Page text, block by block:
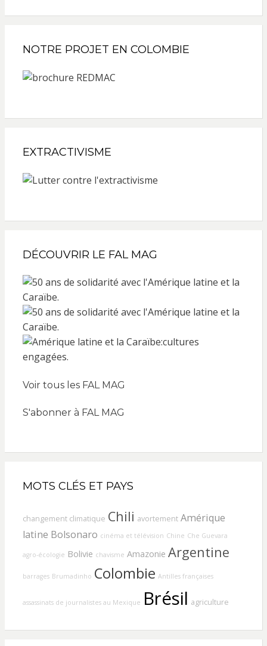
NOTRE PROJET EN COLOMBIE
EXTRACTIVISME
DÉCOUVRIR LE FAL MAG
Voir tous les FAL MAG
S'abonner à FAL MAG
MOTS CLÉS ET PAYS
changement climatique Chili avortement Amérique
latine Bolsonaro cinéma et télévision Chine Che Guevara
agro-écologie Bolivie chavisme Amazonie Argentine
barrages Brumadinho Colombie Antilles françaises
assassinats de journalistes au Mexique Brésil agriculture